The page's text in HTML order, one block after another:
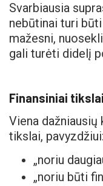
Svarbiausia
nebūtinai turi
mažesni,
gali turėti didelį
Finansiniai
Viena
tikslai, pavyzdžiui:
„noriu
„noriu būti